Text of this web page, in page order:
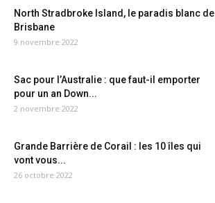
North Stradbroke Island, le paradis blanc de
Brisbane
9 novembre 2022
Sac pour l’Australie : que faut-il emporter
pour un an Down...
2 novembre 2022
Grande Barrière de Corail : les 10 îles qui
vont vous...
26 octobre 2022